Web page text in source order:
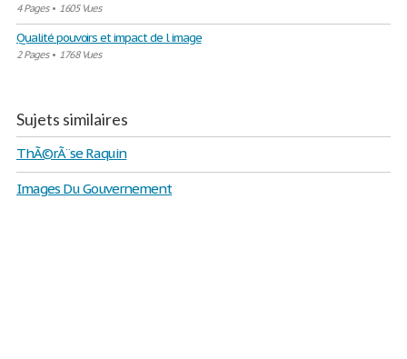
4 Pages• 1605 Vues
Qualité pouvoirs et impact de l image
2 Pages• 1768 Vues
Sujets similaires
ThÃ©rÃ¨se Raquin
Images Du Gouvernement